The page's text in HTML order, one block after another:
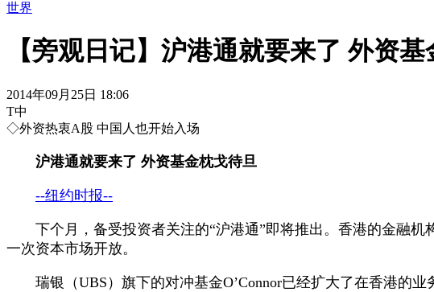
世界
【旁观日记】沪港通就要来了 外资
2014年09月25日 18:06
T中
◇外资热衷A股 中国人也开始入场
沪港通就要来了 外资基金枕戈待旦
--纽约时报--
下个月，备受投资者关注的“沪港通”即将推出。香港的金融机
一次资本市场开放。
瑞银（UBS）旗下的对冲基金O’Connor已经扩大了在香港的业